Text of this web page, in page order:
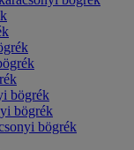
bögrék
bögrék
bögrék